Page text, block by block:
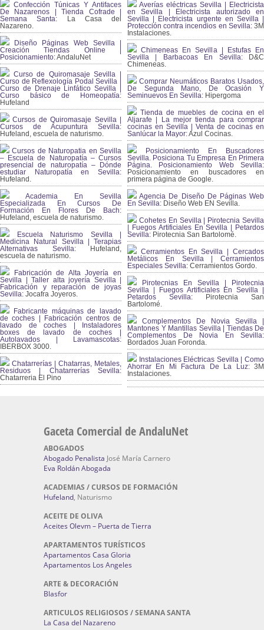
Confección Túnicas Y Antifaces
De Nazarenos | Tienda Cofrade |
Semana Santa: La Casa del
Nazareno.
Diseño Páginas Web Sevilla |
Creación Tiendas Online |
Posicionamiento:AndaluNet
Curso de Quiromasaje Sevilla |
Curso de Reflexología Podal Sevilla |
Curso de Drenaje Linfático Sevilla |
Curso básico de Homeopatía:
Hufeland
Cursos de Quiromasaje Sevilla |
Cursos de Acupuntura Sevilla:
Hufeland, escuela de naturismo.
Cursos de Naturopatia en Sevilla
– Escuela de Naturopatía – Cursos
presencial de naturopatía – Dónde
estudiar Naturopatía en Sevilla:
Hufeland.
Academia En Sevilla
Especializada En Cursos De
Formación En Flores De Bach:
Hufeland, escuela de naturismo.
Escuela Naturismo Sevilla |
Medicina Natural Sevilla | Terapias
Alternativas Sevilla: Hufeland,
escuela de naturismo.
Fabricación de Alta Joyería en
Sevilla | Taller alta joyería Sevilla |
Fabricación y reparación de joyas
Sevilla: Jocafra Joyeros.
Fabricante máquinas de lavado
de coches | Fabricación centros de
lavado de coches | Instaladores
boxes de lavado de coches |
Autolavados | Lavamascotas:
IBERBOX 3000.
Chatarrerías | Chatarras, Metales,
Residuos | Chatarrerías Sevilla:
Chatarreria El Pino
Averías eléctricas Sevilla | Electricista
en Sevilla | Electricista autorizado en
Sevilla | Electricista urgente en Sevilla |
Protección contra incendios en Sevilla:3M
Instalaciones.
Chimeneas En Sevilla | Estufas En
Sevilla | Barbacoas En Sevilla:D&C
Chimeneas.
Comprar Neumáticos Baratos Usados,
De Segunda Mano, De Ocasión Y
Seminuevos En Sevilla: Hipergoma
Tienda de muebles de cocina en el
Aljarafe | La mejor tienda para comprar
cocinas en Sevilla | Venta de cocinas en
Sanlúcar la Mayor:Azul Cocinas.
Posicionamiento En Buscadores
Sevilla. Posiciona Tu Empresa En Primera
Página. Posicionamiento Web Sevilla:
Posicionamiento en buscadores en
primera página de Google.
Agencia De Diseño De Páginas Web
En Sevilla: Diseño Web EN Sevilla.
Cohetes En Sevilla | Pirotecnia Sevilla
| Fuegos Artificiales En Sevilla | Petardos
Sevilla: Pirotecnia San Bartolomé.
Cerramientos En Sevilla | Cercados
Metálicos En Sevilla | Cerramientos
Especiales Sevilla: Cerramientos Gordo.
Pirotecnias En Sevilla | Pirotecnia
Sevilla | Fuegos Artificiales En Sevilla |
Petardos Sevilla: Pirotecnia San
Bartolomé.
Complementos De Novia Sevilla |
Mantones Y Mantillas Sevilla | Tiendas De
Complementos De Novia En Sevilla:
Bordados Juan Foronda.
Instalaciones Eléctricas Sevilla | Como
Ahorrar En Mi Factura De La Luz:3M
Instalaciones.
Gaceta Comercial de AndaluNet
ABOGADOS
Abogado Penalista José María Carnero
Eva Roldán Abogada
ACADEMIAS / CURSOS DE FORMACIÓN
Hufeland, Naturismo
ACEITE DE OLIVA
Aceites Olevm – Puerta de Tierra
APARTAMENTOS TURÍSTICOS
Apartamentos Casa Gloria
Apartamentos Los Angeles
ARTE & DECORACIÓN
Blasfor
ARTICULOS RELIGIOSOS / SEMANA SANTA
La Casa del Nazareno